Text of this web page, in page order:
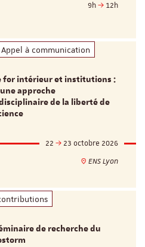
9h
12h
Appel à communication
for intérieur et institutions :
approche
de la liberté de
22
23 octobre 2026
ENS Lyon
de recherche du